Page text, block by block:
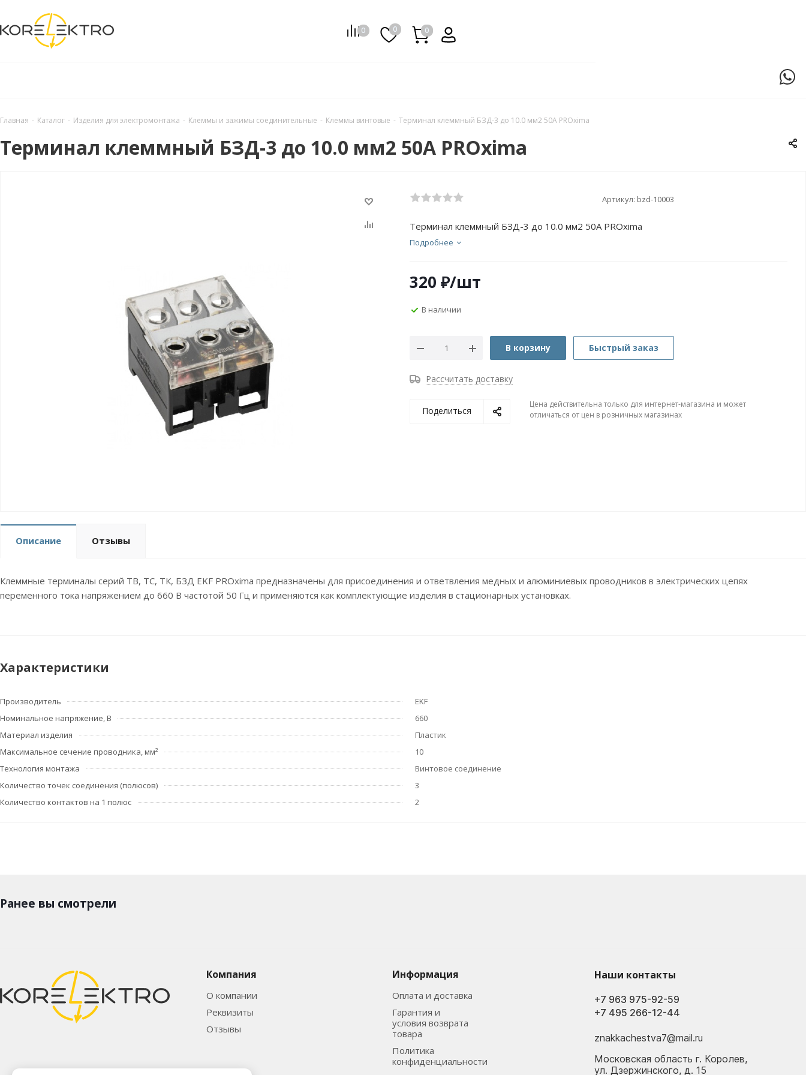
0 0 0
0
Главная - Каталог - Изделия для электромонтажа - Клеммы и зажимы соединительные - Клеммы винтовые - Терминал клеммный БЗД-3 до 10.0 мм2 50A PROxima
Терминал клеммный БЗД-3 до 10.0 мм2 50A PROxima
Артикул: bzd-10003
Терминал клеммный БЗД-3 до 10.0 мм2 50A PROxima
Подробнее
320 ₽/шт
В наличии
В корзину Быстрый заказ
Рассчитать доставку
Поделиться
Цена действительна только для интернет-магазина и может
отличаться от цен в розничных магазинах
Описание Отзывы
Клеммные терминалы серий ТВ, ТС, ТК, БЗД EKF PROxima предназначены для присоединения и ответвления медных и алюминиевых проводников в электрических цепях
переменного тока напряжением до 660 В частотой 50 Гц и применяются как комплектующие изделия в стационарных установках.
Характеристики
Производитель
EKF
Номинальное напряжение, В
660
Материал изделия
Пластик
Максимальное сечение проводника, мм²
10
Технология монтажа
Винтовое соединение
Количество точек соединения (полюсов)
3
Количество контактов на 1 полюс
2
Ранее вы смотрели
Компания
О компании
Реквизиты
Отзывы
Информация
Оплата и доставка
Гарантия и
условия возврата
товара
Политика
конфиденциальности
Наши контакты
+7 495 266-12-44
+7 963 975-92-59
znakkachestva7@mail.ru
Московская область г. Королев,
ул. Дзержинского, д. 15